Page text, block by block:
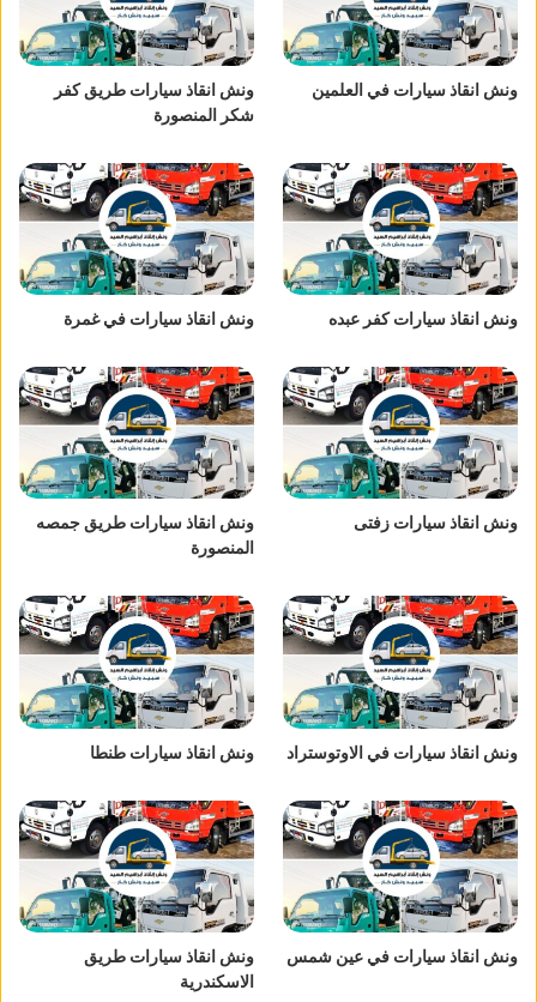
ونش انقاذ سيارات في العلمين
ونش انقاذ سيارات طريق كفر
شكر المنصورة
ونش انقاذ سيارات كفر عبده ونش انقاذ سيارات في غمرة
ونش انقاذ سيارات زفتى
ونش انقاذ سيارات طريق جمصه
المنصورة
ونش انقاذ سيارات في الاوتوستراد ونش انقاذ سيارات طنطا
ونش انقاذ سيارات في عين شمس
ونش انقاذ سيارات طريق
الاسكندرية